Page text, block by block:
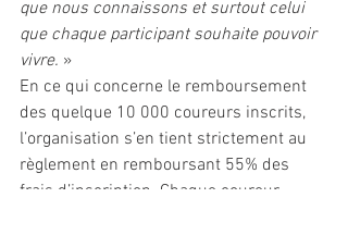
que nous connaissons et surtout celui
que chaque participant souhaite pouvoir
vivre. »
En ce qui concerne le remboursement
des quelque 10 000 coureurs inscrits,
l’organisation s’en tient strictement au
règlement en remboursant 55% des
frais d’inscription. Chaque coureur